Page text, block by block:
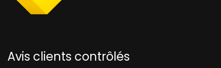
Avis clients contrôlés